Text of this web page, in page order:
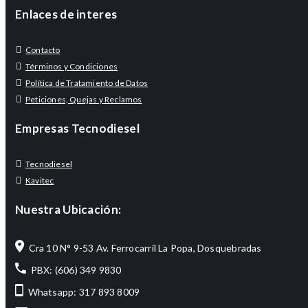
Enlaces de interes
Contacto
Términos y Condiciones
Política de Tratamiento de Datos
Peticiones, Quejas y Reclamos
Empresas Tecnodiesel
Tecnodiesel
Kavitec
Nuestra Ubicación:
Cra 10 N° 9-53 Av. Ferrocarril La Popa, Dosquebradas
PBX: (606) 349 9830
Whatsapp: 317 893 8009